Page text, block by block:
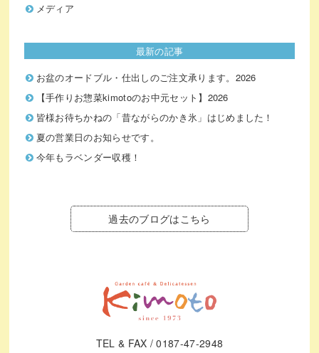
メディア
最新の記事
お盆のオードブル・仕出しのご注文承ります。2026
【手作りお惣菜kimotoのお中元セット】2026
皆様お待ちかねの「昔ながらのかき氷」はじめました！
夏の営業日のお知らせです。
今年もラベンダー収穫！
過去のブログはこちら
TEL & FAX / 0187-47-2948